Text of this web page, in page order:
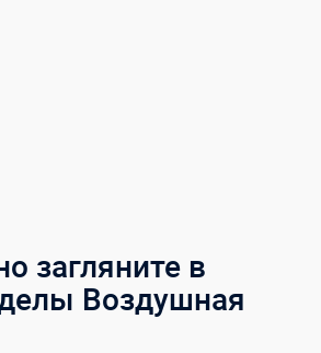
загляните в
Воздушная